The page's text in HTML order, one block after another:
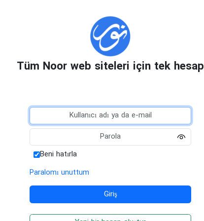
Tüm Noor web siteleri için tek hesap
Beni hatırla
Paralomı unuttum